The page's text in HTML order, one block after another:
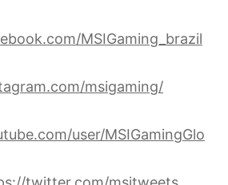
MSIGaming_brazil
msigaming/
user/MSIGamingGlo